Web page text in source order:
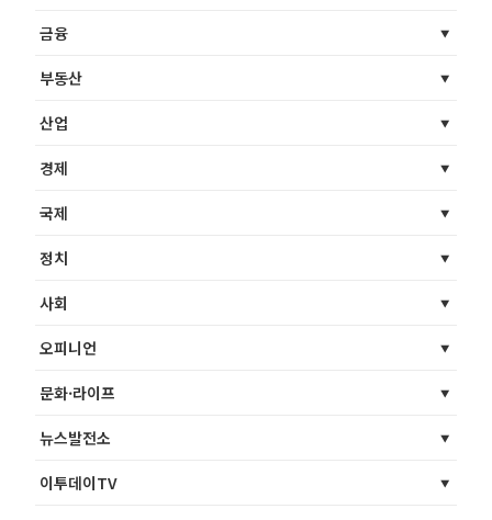
금융
부동산
산업
경제
국제
정치
사회
오피니언
문화·라이프
뉴스발전소
이투데이TV